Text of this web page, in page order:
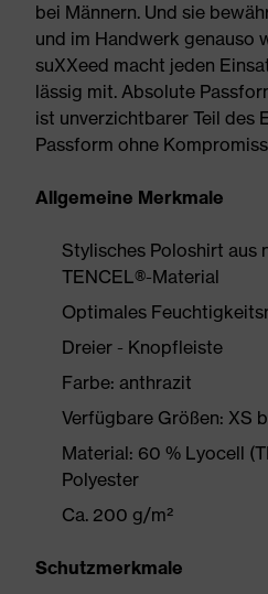
bei Männern. Und sie
und im Handwerk genauso
suXXeed macht jeden
lässig mit. Absolute
ist unverzichtbarer Teil des
Passform ohne
Allgemeine Merkmale
Stylisches Poloshirt aus
TENCEL®-Material
Optimales
Dreier - Knopfleiste
Farbe: anthrazit
Verfügbare Größen: XS
Material: 60 % Lyocell
Polyester
Ca. 200 g/m²
Schutzmerkmale